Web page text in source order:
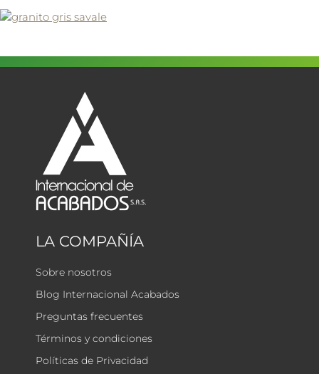
LA COMPAÑÍA
Sobre nosotros
Blog Internacional Acabados
Preguntas frecuentes
Términos y condiciones
Políticas de Privacidad